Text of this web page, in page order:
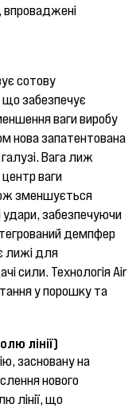
впроваджені
сотову
забезпечує
ваги виробу
нова запатентована
Вага лиж
ваги
зменшується
удари, забезпечуючи
демпфер
лижі для
сили. Технологія Air
у порошку та
лінії)
засновану на
нового
лінії, що